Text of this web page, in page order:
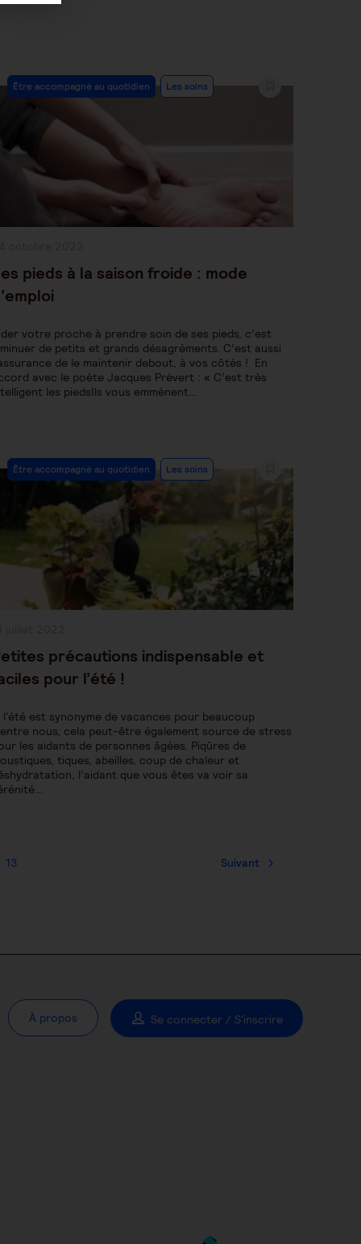
Post
Category:
Être accompagné au quotidien Les soins
pieds à la saison froide : mode
votre proche à prendre soin de ses pieds, c’est
de petits et grands désagréments. C’est aussi
de le maintenir debout, à vos côtés ! En
avec le poète Jacques Prévert : « C’est très
les piedsIls vous emmènent…
Post
Category:
Être accompagné au quotidien Les soins
précautions indispensable et
pour l’été !
l'été est synonyme de vacances pour beaucoup
nous, cela peut-être également source de stress
les aidants de personnes âgées. Piqûres de
tiques, abeilles, coup de chaleur et
l’aidant que vous êtes va voir sa
13 Suivant
À propos Se connecter / S'inscrire